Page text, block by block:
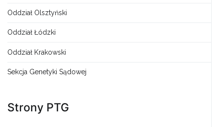
Oddział Olsztyński
Oddział Łódzki
Oddział Krakowski
Sekcja Genetyki Sądowej
Strony PTG